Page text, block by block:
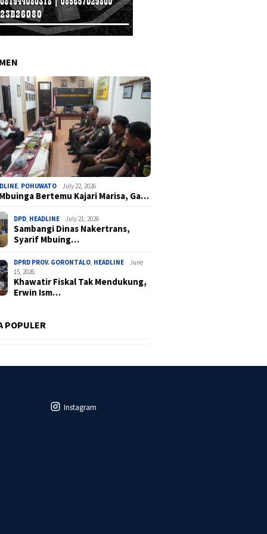
, POHUWATO July 22, 2026
Bertemu Kajari Marisa, Ga…
DPD, HEADLINE July 21, 2026
Sambangi Dinas Nakertrans,
Syarif Mbuing…
DPRD PROV. GORONTALO, HEADLINE
June
15, 2026
Khawatir Fiskal Tak Mendukung,
Erwin Ism…
POPULER
Instagram